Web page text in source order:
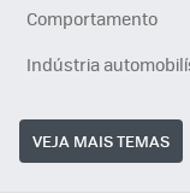
Comportamento
Indústria
VEJA MAIS TEMAS